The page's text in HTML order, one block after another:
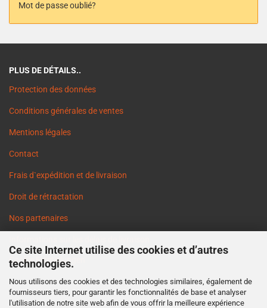
Ce site Internet utilise des cookies et d’autres
technologies.
Nous utilisons des cookies et des technologies similaires, également de
fournisseurs tiers, pour garantir les fonctionnalités de base et analyser
l'utilisation de notre site web afin de vous offrir la meilleure expérience
Mot de passe oublié?
PLUS DE DÉTAILS..
Protection des données
Conditions générales de ventes
Mentions légales
Contact
Frais d`expédition et de livraison
Droit de rétractation
Nos partenaires
Cookie Einstellungen